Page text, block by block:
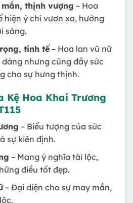
thịnh vượng – Hoa
hiện ý chí vươn xa, hướng
sáng.
tinh tế– Hoa lan vũ nữ
nhưng cũng đầy sức
cho sự hưng thịnh.
Kệ Hoa Khai Trương
– Biểu tượng của sức
sự kiên định.
– Mang ý nghĩa tài lộc,
điều tốt đẹp.
– Đại diện cho sự may mắn,